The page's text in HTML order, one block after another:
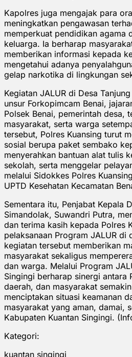
Kapolres juga mengajak para
meningkatkan pengawasan
memperkuat pendidikan agama
keluarga. Ia berharap
memberikan informasi kepada
mengetahui adanya
gelap narkotika di lingkungan
Kegiatan JALUR di Desa
unsur Forkopimcam Benai,
Polsek Benai, pemerintah desa,
masyarakat, serta warga
tersebut, Polres Kuansing turut
sosial berupa paket sembako
menyerahkan bantuan alat tulis
sekolah, serta menggelar
melalui Sidokkes Polres
UPTD Kesehatan Kecamatan
Sementara itu, Penjabat Kepala
Simandolak, Suwandri Putra,
dan terima kasih kepada Polres
pelaksanaan Program JALUR di
kegiatan tersebut memberikan
masyarakat sekaligus
dan warga. Melalui Program
Singingi berharap sinergi antara
daerah, dan masyarakat
menciptakan situasi keamanan
masyarakat yang aman, damai,
Kabupaten Kuantan Singingi.
Kategori:
kuantan singingi